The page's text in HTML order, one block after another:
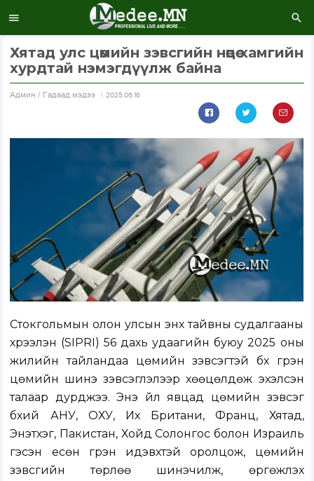
Хятад улс цөмийн зэвсгийн нөөцөө хамгийн
хурдтай нэмэгдүүлж байна
Aдмин / Гадаад мэдээ 2025.06.16
Стокгольмын олон улсын энх тайвны судалгааны
хүрээлэн (SIPRI) 56 дахь удаагийн буюу 2025 оны
жилийн тайландаа цөмийн зэвсэгтэй бүх гүрэн
цөмийн шинэ зэвсэглэлээр хөөцөлдөж эхэлсэн
талаар дурджээ. Энэ үйл явцад цөмийн зэвсэг
бүхий АНУ, ОХУ, Их Британи, Франц, Хятад,
Энэтхэг, Пакистан, Хойд Солонгос болон Израиль
гэсэн есөн гүрэн идэвхтэй оролцож, цөмийн
зэвсгийн төрлөө шинэчилж, өргөжүүлэх